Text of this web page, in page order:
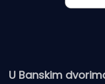
U Banskim